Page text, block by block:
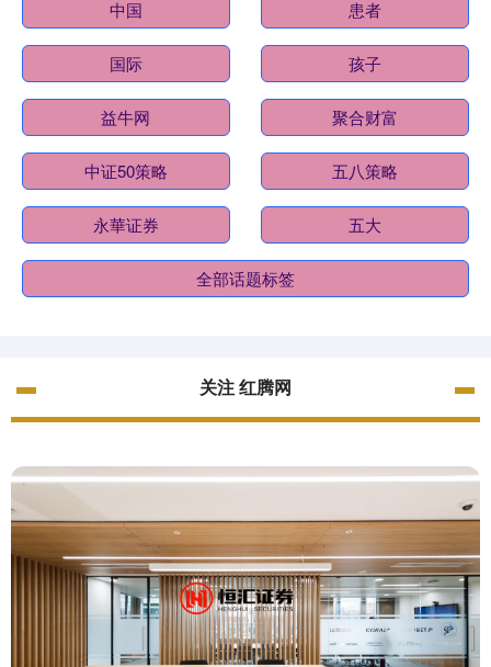
中国 患者
国际 孩子
益牛网 聚合财富
中证50策略 五八策略
永華证券 五大
全部话题标签
关注 红腾网